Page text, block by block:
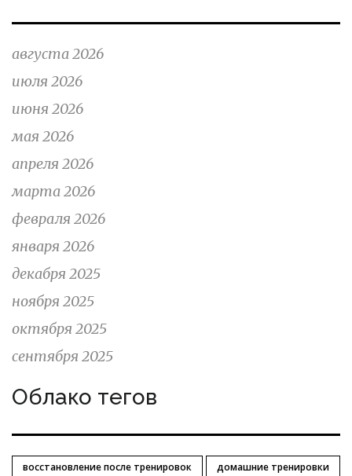
августа 2026
июля 2026
июня 2026
мая 2026
апреля 2026
марта 2026
февраля 2026
января 2026
декабря 2025
ноября 2025
октября 2025
сентября 2025
Облако тегов
восстановление после тренировок
домашние тренировки